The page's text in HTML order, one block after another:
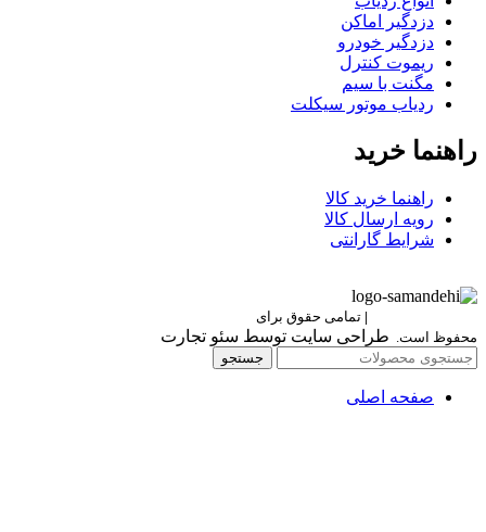
دزدگیر اماکن
دزدگیر خودرو
ریموت کنترل
مگنت با سیم
ردیاب موتور سیکلت
راهنما خرید
راهنما خرید کالا
رویه ارسال کالا
شرایط گارانتی
| تمامی حقوق برای
محفوظ است. طراحی سایت توسط سئو تجارت
جستجو
صفحه اصلی